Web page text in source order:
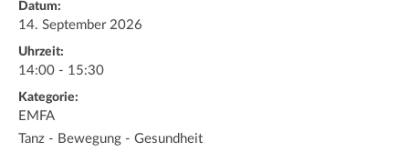
Datum:
14. September 2026
Uhrzeit:
14:00 - 15:30
Kategorie:
EMFA
Tanz - Bewegung - Gesundheit